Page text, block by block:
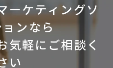
ーケティングソ
ンなら
気軽にご相談く
い